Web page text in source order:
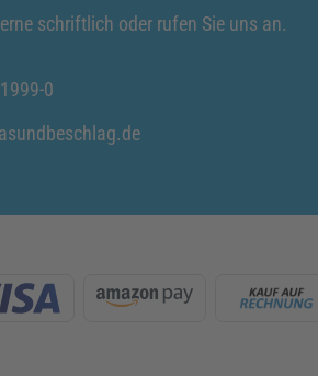
schriftlich oder rufen Sie uns an.
0